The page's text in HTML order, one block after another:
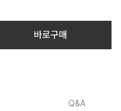
바로구매
Q&A